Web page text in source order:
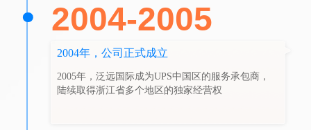
2004-2005
2004年，公司正式成立
2005年，泛远国际成为UPS中国区的服务承包商，
陆续取得浙江省多个地区的独家经营权